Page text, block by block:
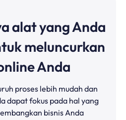
alat yang Anda
meluncurkan
Anda
proses lebih mudah dan
dapat fokus pada hal yang
bisnis Anda